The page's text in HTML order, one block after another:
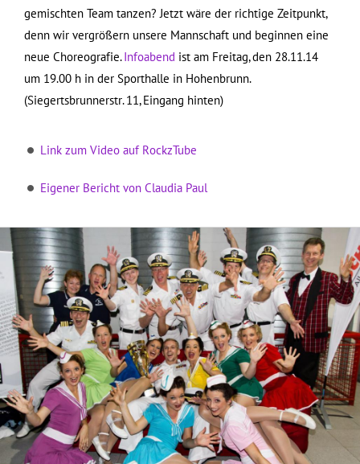
gemischten Team tanzen? Jetzt wäre der richtige Zeitpunkt,
denn wir vergrößern unsere Mannschaft und beginnen eine
neue Choreografie.Infoabend ist am Freitag, den 28.11.14
um 19.00 h in der Sporthalle in Hohenbrunn.
(Siegertsbrunnerstr. 11, Eingang hinten)
Link zum Video auf RockzTube
Eigener Bericht von Claudia Paul